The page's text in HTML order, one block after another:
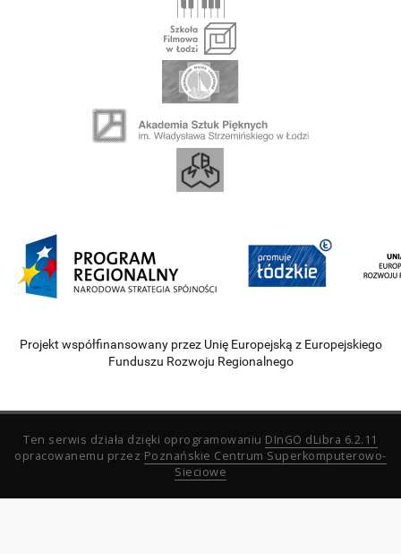
Projekt współfinansowany przez Unię Europejską z Europejskiego
Funduszu Rozwoju Regionalnego
Ten serwis działa dzięki oprogramowaniu DInGO dLibra 6.2.11
opracowanemu przez Poznańskie Centrum Superkomputerowo-
Sieciowe